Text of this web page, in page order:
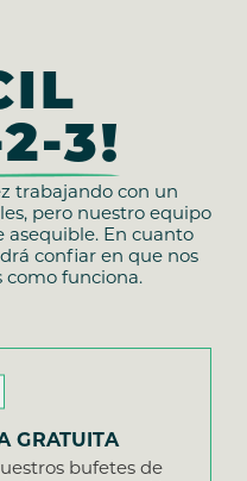
2-3!
trabajando con un
pero nuestro equipo
asequible. En cuanto
confiar en que nos
como funciona.
GRATUITA
bufetes de